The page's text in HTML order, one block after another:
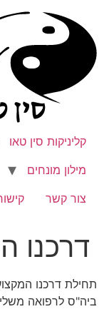
לתוכן
קליניקות סין טאו
מילון מונחים
צור קשר
דרכנו
ביה"ס לרפואה